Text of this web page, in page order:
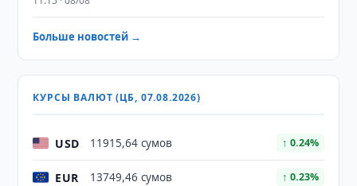
Больше новостей →
КУРСЫ ВАЛЮТ (ЦБ, 07.08.2026)
USD 11915,64 сумов ↑ 0.24%
EUR 13749,46 сумов ↑ 0.23%